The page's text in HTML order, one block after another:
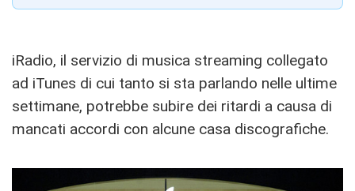
iRadio, il servizio di musica streaming collegato
ad iTunes di cui tanto si sta parlando nelle ultime
settimane, potrebbe subire dei ritardi a causa di
mancati accordi con alcune casa discografiche.